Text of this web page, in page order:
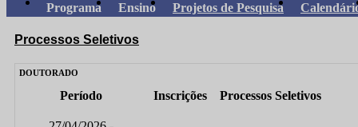
Programa Ensino Projetos de Pesquisa
Processos Seletivos
DOUTORADO
Período Inscrições Processos Seletivos